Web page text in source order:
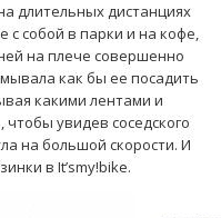
длительных дистанциях
с собой в парки и на кофе,
на плече совершенно
как бы ее посадить
какими лентами и
увидев соседского
на большой скорости. И
в It’smy!bike.